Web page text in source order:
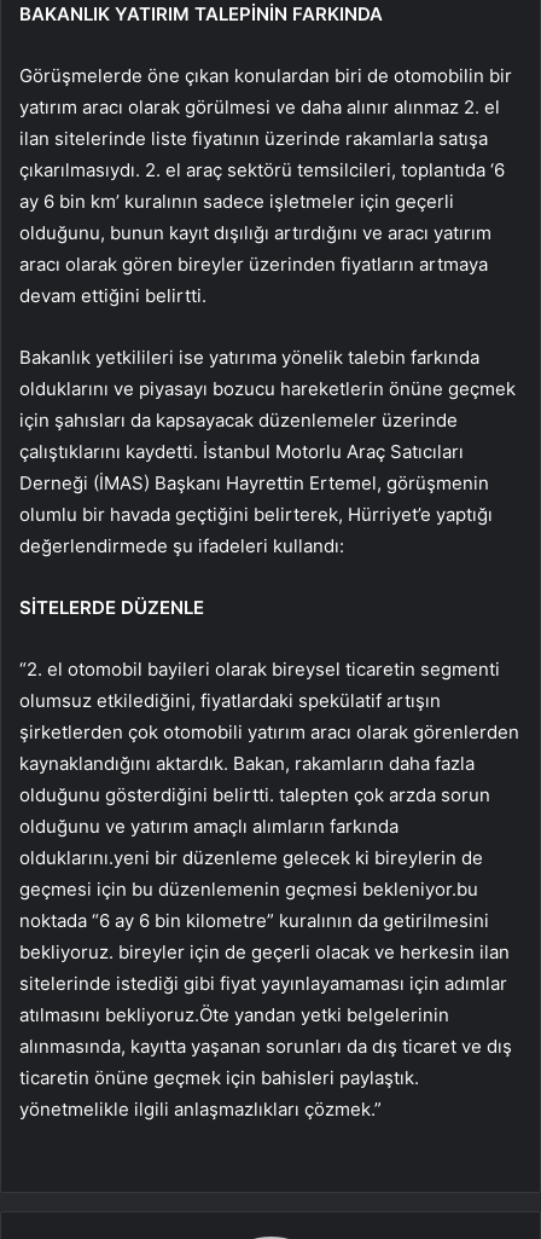
BAKANLIK YATIRIM TALEPİNİN FARKINDA
Görüşmelerde öne çıkan konulardan biri de otomobilin bir
yatırım aracı olarak görülmesi ve daha alınır alınmaz 2. el
ilan sitelerinde liste fiyatının üzerinde rakamlarla satışa
çıkarılmasıydı. 2. el araç sektörü temsilcileri, toplantıda ‘6
ay 6 bin km’ kuralının sadece işletmeler için geçerli
olduğunu, bunun kayıt dışılığı artırdığını ve aracı yatırım
aracı olarak gören bireyler üzerinden fiyatların artmaya
devam ettiğini belirtti.
Bakanlık yetkilileri ise yatırıma yönelik talebin farkında
olduklarını ve piyasayı bozucu hareketlerin önüne geçmek
için şahısları da kapsayacak düzenlemeler üzerinde
çalıştıklarını kaydetti. İstanbul Motorlu Araç Satıcıları
Derneği (İMAS) Başkanı Hayrettin Ertemel, görüşmenin
olumlu bir havada geçtiğini belirterek, Hürriyet’e yaptığı
değerlendirmede şu ifadeleri kullandı:
SİTELERDE DÜZENLE
“2. el otomobil bayileri olarak bireysel ticaretin segmenti
olumsuz etkilediğini, fiyatlardaki spekülatif artışın
şirketlerden çok otomobili yatırım aracı olarak görenlerden
kaynaklandığını aktardık. Bakan, rakamların daha fazla
olduğunu gösterdiğini belirtti. talepten çok arzda sorun
olduğunu ve yatırım amaçlı alımların farkında
olduklarını.yeni bir düzenleme gelecek ki bireylerin de
geçmesi için bu düzenlemenin geçmesi bekleniyor.bu
noktada “6 ay 6 bin kilometre” kuralının da getirilmesini
bekliyoruz. bireyler için de geçerli olacak ve herkesin ilan
sitelerinde istediği gibi fiyat yayınlayamaması için adımlar
atılmasını bekliyoruz.Öte yandan yetki belgelerinin
alınmasında, kayıtta yaşanan sorunları da dış ticaret ve dış
ticaretin önüne geçmek için bahisleri paylaştık.
yönetmelikle ilgili anlaşmazlıkları çözmek.”